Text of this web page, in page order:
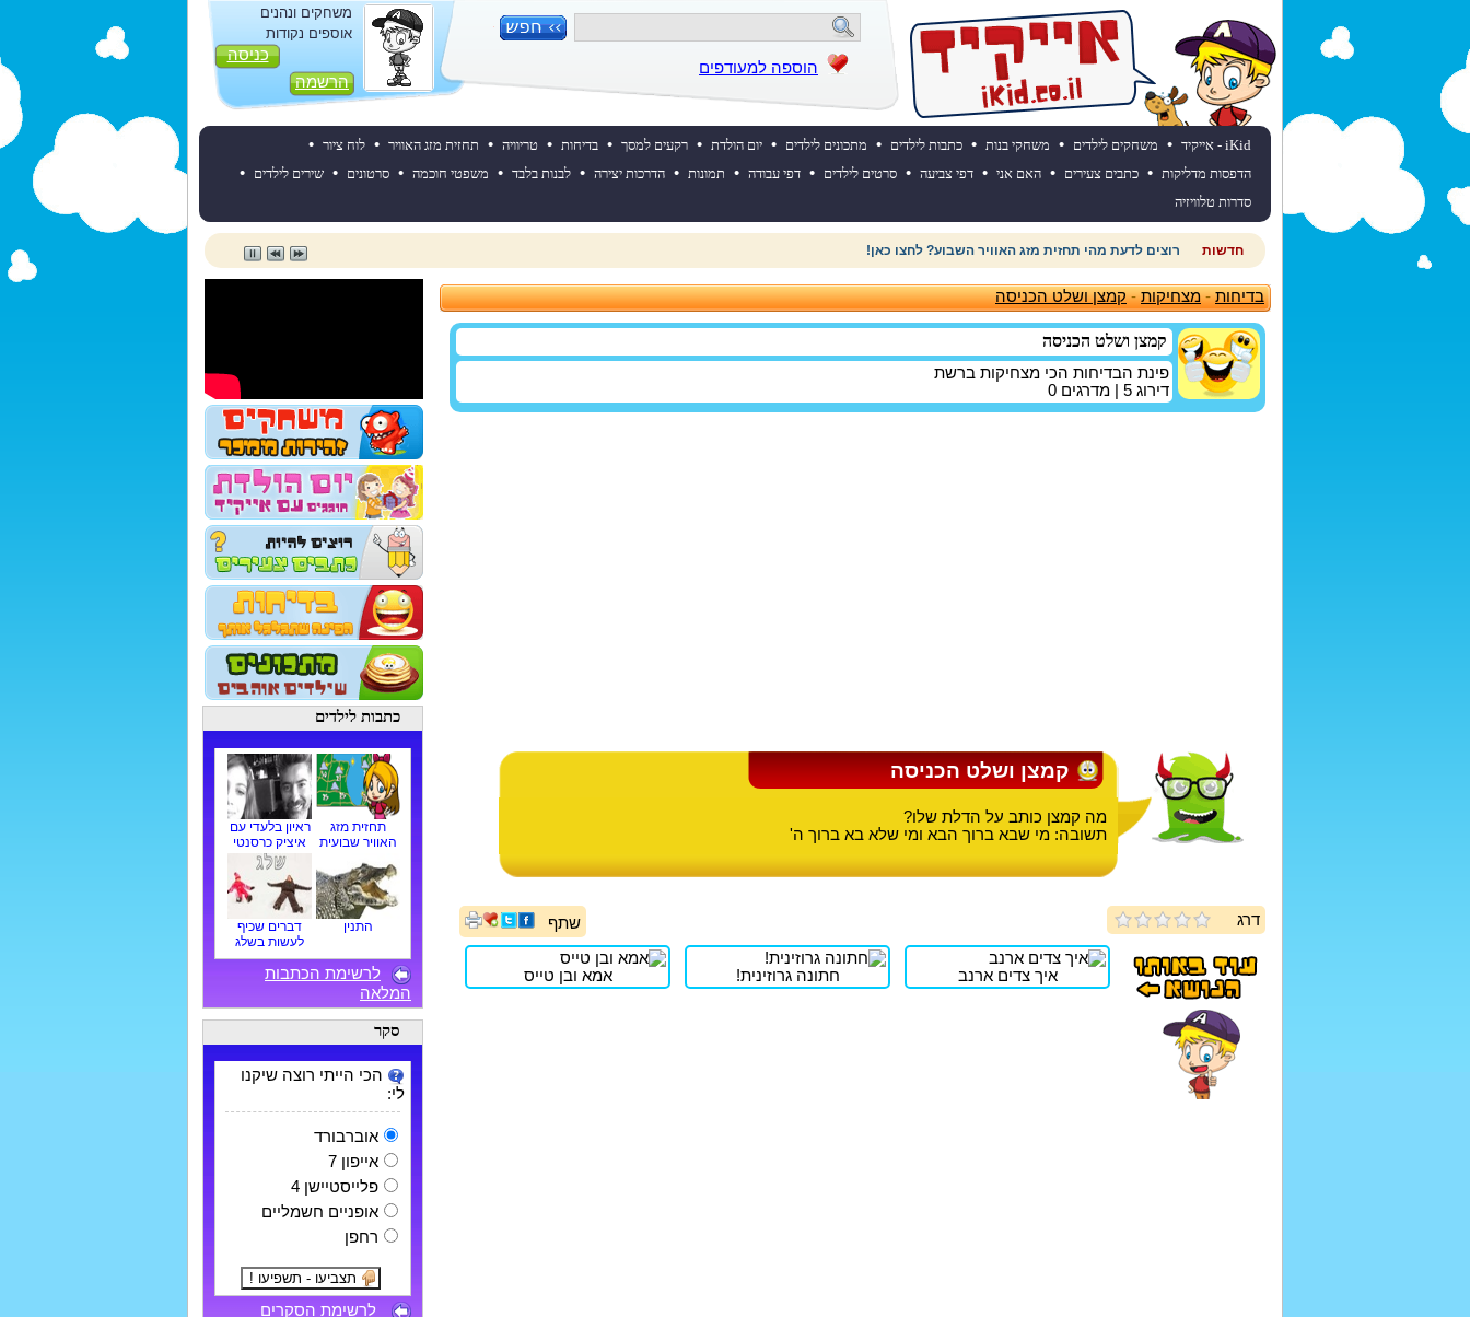
הוספה למעודפים
משחקים ונהנים
אוספים נקודות
כניסה
הרשמה
iKid - אייקיד • משחקים לילדים • משחקי בנות • כתבות לילדים • מתכונים לילדים • יום הולדת • רקעים למסך • בדיחות • טריוויה • תחזית מזג האוויר • לוח ציור •
הדפסות מדליקות • כתבים צעירים • האם אני • דפי צביעה • סרטים לילדים • דפי עבודה • תמונות • הדרכות יצירה • לבנות בלבד • משפטי חוכמה • סרטונים • שירים לילדים •
סדרות טלוויזיה
חדשות רוצים לדעת מהי תחזית מזג האוויר השבוע? לחצו כאן!
בדיחות-מצחיקות-קמצן ושלט הכניסה
קמצן ושלט הכניסה
פינת הבדיחות הכי מצחיקות ברשת
דירוג 5 | מדרגים 0
קמצן ושלט הכניסה
מה קמצן כותב על הדלת שלו?
תשובה: מי שבא ברוך הבא ומי שלא בא ברוך ה'
דרג שתף
איך צדים ארנב חתונה גרוזינית! אמא ובן טייס
כתבות לילדים
תחזית מזג
האוויר שבועית
ראיון בלעדי עם
איציק כרסנטי
התנין
דברים שכיף
לעשות בשלג
לרשימת הכתבות
המלאה
סקר
הכי הייתי רוצה שיקנו
לי:
אוברבורד
אייפון 7
פלייסטיישן 4
אופניים חשמליים
רחפן
לרשימת הסקרים